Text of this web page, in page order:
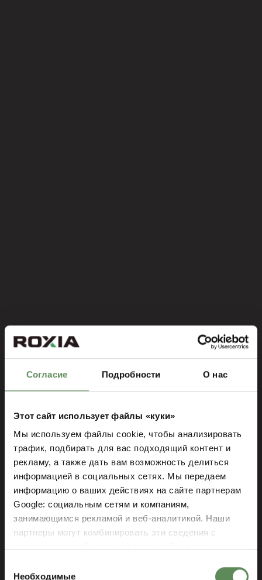
Согласие Подробности О нас
Этот сайт использует файлы «куки»
Мы используем файлы cookie, чтобы анализировать
трафик, подбирать для вас подходящий контент и
рекламу, а также дать вам возможность делиться
информацией в социальных сетях. Мы передаем
информацию о ваших действиях на сайте партнерам
Google: социальным сетям и компаниям,
занимающимся рекламой и веб-аналитикой. Наши
партнеры могут комбинировать эти сведения с
вами их сервисов.
Необходимые
ROXIA CТАТЬИ
Cтатьи